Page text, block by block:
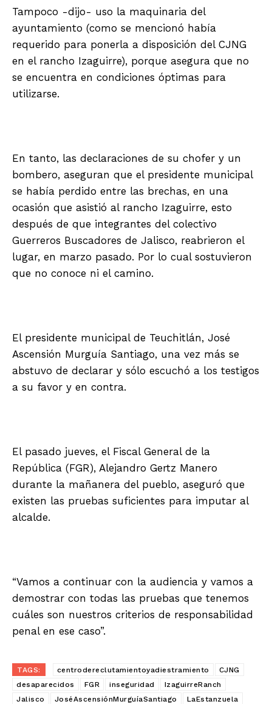
Tampoco -dijo- uso la maquinaria del
ayuntamiento (como se mencionó había
requerido para ponerla a disposición del CJNG
en el rancho Izaguirre), porque asegura que no
se encuentra en condiciones óptimas para
utilizarse.
En tanto, las declaraciones de su chofer y un
bombero, aseguran que el presidente municipal
se había perdido entre las brechas, en una
ocasión que asistió al rancho Izaguirre, esto
después de que integrantes del colectivo
Guerreros Buscadores de Jalisco, reabrieron el
lugar, en marzo pasado. Por lo cual sostuvieron
que no conoce ni el camino.
El presidente municipal de Teuchitlán, José
Ascensión Murguía Santiago, una vez más se
abstuvo de declarar y sólo escuchó a los testigos
a su favor y en contra.
El pasado jueves, el Fiscal General de la
República (FGR), Alejandro Gertz Manero
durante la mañanera del pueblo, aseguró que
existen las pruebas suficientes para imputar al
alcalde.
“Vamos a continuar con la audiencia y vamos a
demostrar con todas las pruebas que tenemos
cuáles son nuestros criterios de responsabilidad
penal en ese caso”.
TAGS: centrodereclutamientoyadiestramiento
CJNG
desaparecidos
FGR inseguridad
IzaguirreRanch
Jalisco
JoséAscensiónMurguíaSantiago
LaEstanzuela